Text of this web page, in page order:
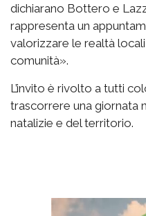
dichiarano Bottero e
rappresenta un
valorizzare le realtà
comunità».
L’invito è rivolto a tutti
trascorrere una giornata
natalizie e del territorio.